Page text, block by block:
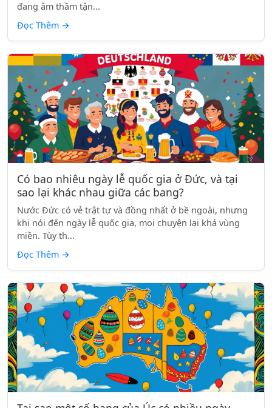
đang âm thầm tận...
Đọc Thêm →
Có bao nhiêu ngày lễ quốc gia ở Đức, và tại
sao lại khác nhau giữa các bang?
Nước Đức có vẻ trật tự và đồng nhất ở bề ngoài, nhưng
khi nói đến ngày lễ quốc gia, mọi chuyện lại khá vùng
miền. Tùy th...
Đọc Thêm →